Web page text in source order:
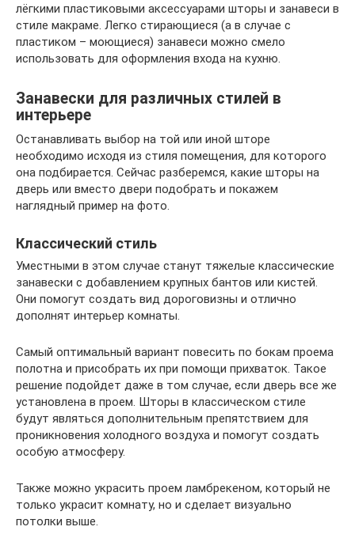
лёгкими пластиковыми аксессуарами шторы и занавеси в
стиле макраме. Легко стирающиеся (а в случае с
пластиком – моющиеся) занавеси можно смело
использовать для оформления входа на кухню.
Занавески для различных стилей в
интерьере
Останавливать выбор на той или иной шторе
необходимо исходя из стиля помещения, для которого
она подбирается. Сейчас разберемся, какие шторы на
дверь или вместо двери подобрать и покажем
наглядный пример на фото.
Классический стиль
Уместными в этом случае станут тяжелые классические
занавески с добавлением крупных бантов или кистей.
Они помогут создать вид дороговизны и отлично
дополнят интерьер комнаты.
Самый оптимальный вариант повесить по бокам проема
полотна и присобрать их при помощи прихваток. Такое
решение подойдет даже в том случае, если дверь все же
установлена в проем. Шторы в классическом стиле
будут являться дополнительным препятствием для
проникновения холодного воздуха и помогут создать
особую атмосферу.
Также можно украсить проем ламбрекеном, который не
только украсит комнату, но и сделает визуально
потолки выше.